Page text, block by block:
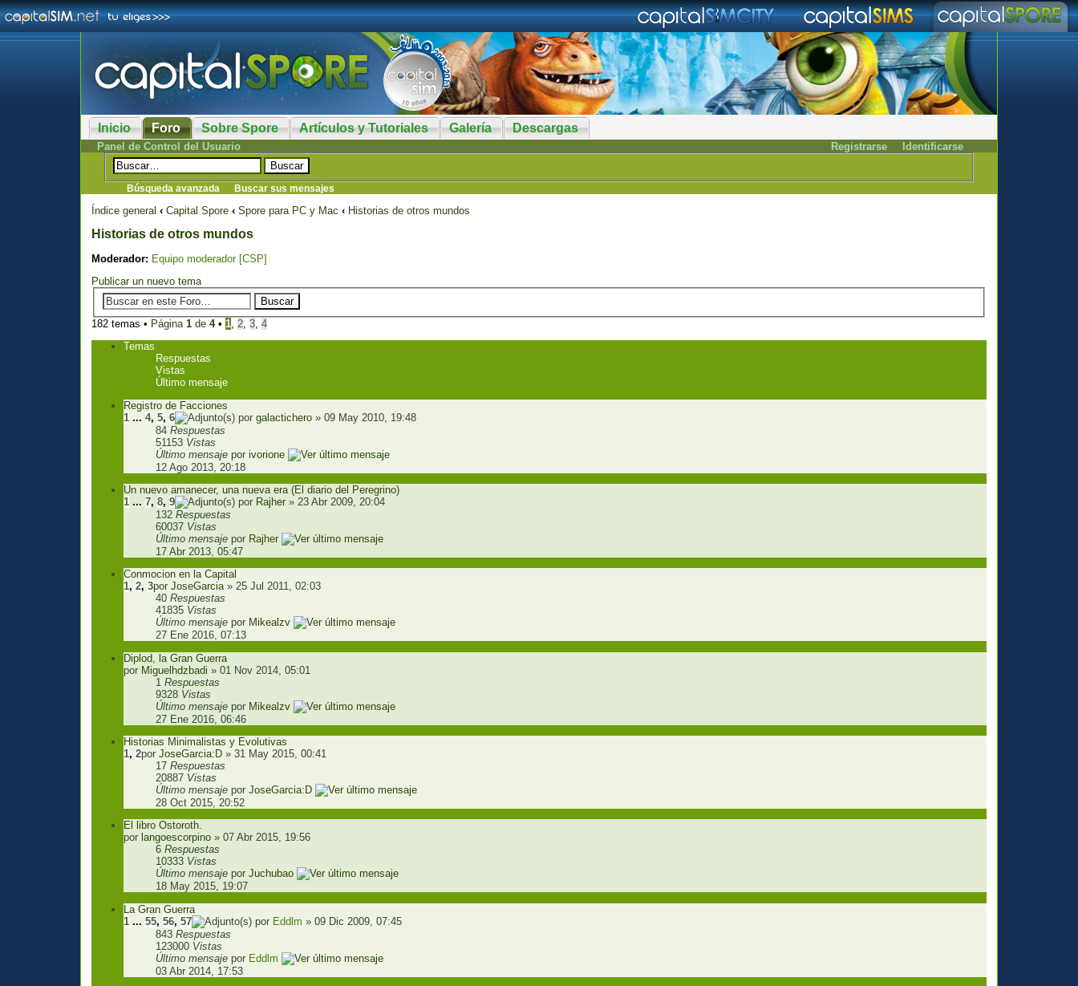
Inicio Foro Sobre Spore Artículos y Tutoriales Galería Descargas
Registrarse Identificarse
Panel de Control del Usuario
Búsqueda avanzada Buscar sus mensajes
Índice general ‹ Capital Spore ‹ Spore para PC y Mac ‹ Historias de otros mundos
Historias de otros mundos
Moderador: Equipo moderador [CSP]
Publicar un nuevo tema
182 temas • Página1 de4•1,2,3,4
Temas
Respuestas
Vistas
Último mensaje
Registro de Facciones
1 ...4,5,6 porgalactichero » 09 May 2010, 19:48
84Respuestas
51153 Vistas
Último mensajeporivorione
12 Ago 2013, 20:18
Un nuevo amanecer, una nueva era (El diario del Peregrino)
1 ...7,8,9 por Rajher » 23 Abr 2009, 20:04
132Respuestas
60037 Vistas
Último mensajepor Rajher
17 Abr 2013, 05:47
Conmocion en la Capital
1,2,3porJoseGarcia» 25 Jul 2011, 02:03
40Respuestas
41835 Vistas
Último mensajepor Mikealzv
27 Ene 2016, 07:13
Diplod, la Gran Guerra
por Miguelhdzbadi » 01 Nov 2014, 05:01
1Respuestas
9328 Vistas
Último mensajepor Mikealzv
27 Ene 2016, 06:46
Historias Minimalistas y Evolutivas
1,2porJoseGarcia:D » 31 May 2015, 00:41
17Respuestas
20887 Vistas
Último mensajeporJoseGarcia:D
28 Oct 2015, 20:52
El libro Ostoroth.
por langoescorpino » 07 Abr 2015, 19:56
6Respuestas
10333 Vistas
Último mensajeporJuchubao
18 May 2015, 19:07
La Gran Guerra
1 ...55,56,57 por Eddlm » 09 Dic 2009, 07:45
843Respuestas
123000 Vistas
Último mensajepor Eddlm
03 Abr 2014, 17:53